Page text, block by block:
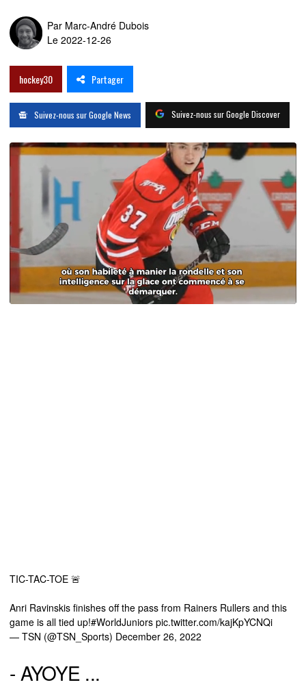
Par Marc-André Dubois
Le 2022-12-26
hockey30 Partager
Suivez-nous sur Google News Suivez-nous sur Google Discover
TIC-TAC-TOE 🚨
Anri Ravinskis finishes off the pass from Rainers Rullers and this
game is all tied up!#WorldJuniors pic.twitter.com/kajKpYCNQi
— TSN (@TSN_Sports) December 26, 2022
- AYOYE ...